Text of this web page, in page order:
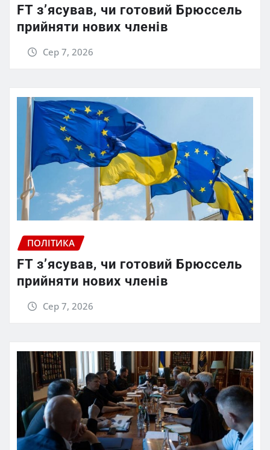
FT зʼясував, чи готовий Брюссель
прийняти нових членів
Сер 7, 2026
ПОЛІТИКА
FT зʼясував, чи готовий Брюссель
прийняти нових членів
Сер 7, 2026